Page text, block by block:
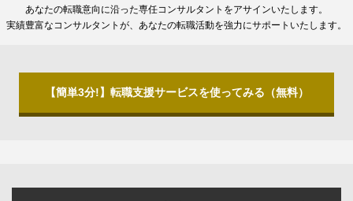
あなたの転職意向に沿った専任コンサルタントをアサインいたします。
実績豊富なコンサルタントが、あなたの転職活動を強力にサポートいたします。
【簡単3分!】転職支援サービスを使ってみる（無料）